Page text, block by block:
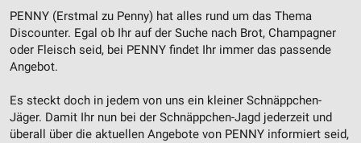
PENNY (Erstmal zu Penny) hat alles rund um das Thema
Discounter. Egal ob Ihr auf der Suche nach Brot, Champagner
oder Fleisch seid, bei PENNY findet Ihr immer das passende
Angebot.
Es steckt doch in jedem von uns ein kleiner Schnäppchen-
Jäger. Damit Ihr nun bei der Schnäppchen-Jagd jederzeit und
überall über die aktuellen Angebote von PENNY informiert seid,